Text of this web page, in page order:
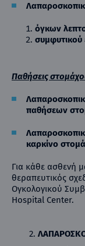
όγκων
συμφυτικού
Παθήσεις
παθήσεων
καρκίνο
Για κάθε ασθενή
θεραπευτικός
Ογκολογικού
Hospital Center.
2.